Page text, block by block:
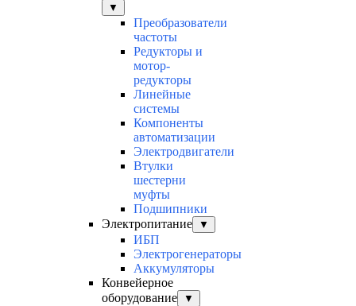
▼
Преобразователи
частоты
Редукторы и
мотор-
редукторы
Линейные
системы
Компоненты
автоматизации
Электродвигатели
Втулки
шестерни
муфты
Подшипники
Электропитание
▼
ИБП
Электрогенераторы
Аккумуляторы
Конвейерное
оборудование
▼